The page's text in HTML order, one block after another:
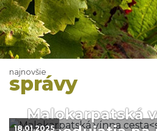
najnovšie
správy
Malokarpatská
18.01.2025